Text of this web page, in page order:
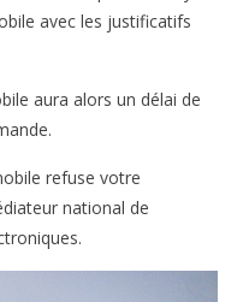
avec les justificatifs
aura alors un délai de
refuse votre
national de